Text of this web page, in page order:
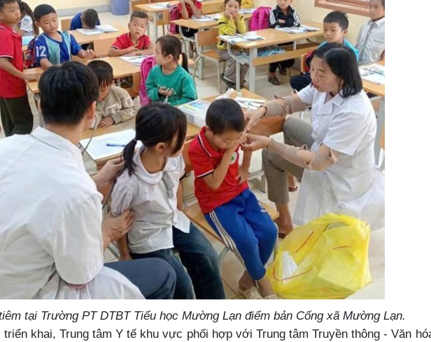
tại Trường PT DTBT Tiểu học Mường Lạn điểm bản Cống xã Mường Lạn.
khai, Trung tâm Y tế khu vực phối hợp với Trung tâm Truyền thông - Văn